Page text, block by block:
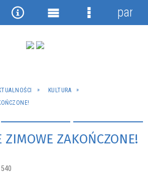
KULTURA
ZIMOWE ZAKOŃCZONE!
540
NarzędziaMenu
Menu
panel